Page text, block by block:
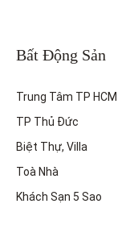
Bất Động Sản
Trung Tâm TP HCM
TP Thủ Đức
Biệt Thự, Villa
Toà Nhà
Khách Sạn 5 Sao